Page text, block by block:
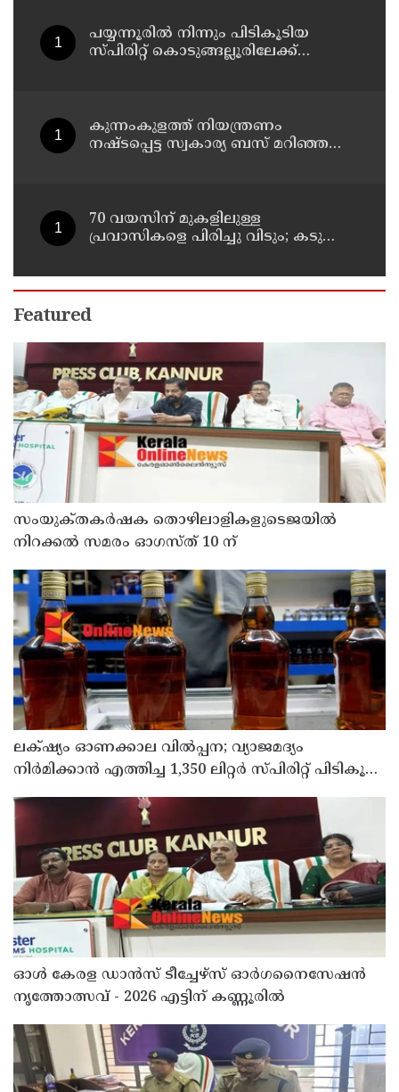
പയ്യന്നൂരിൽ നിന്നും പിടികൂടിയ
സ്പിരിറ്റ് കൊടുങ്ങല്ലൂരിലേക്ക്
കുന്നംകുളത്ത് നിയന്ത്രണം
നഷ്ടപ്പെട്ട സ്വകാര്യ ബസ് മറിഞ്ഞ
70 വയസിന് മുകളിലുള്ള
പ്രവാസികളെ പിരിച്ചു വിടും; കടുത്ത
Featured
സംയുക്‌തകർഷക തൊഴിലാളികളുടെജയിൽ
നിറക്കൽ സമരം ഓഗസ്ത് 10 ന്
ലക്‌ഷ്യം ഓണക്കാല വിൽപ്പന; വ്യാജമദ്യം
നിർമിക്കാൻ എത്തിച്ച 1,350 ലിറ്റർ സ്പിരിറ്റ് പിടികൂടി;
ഓൾ കേരള ഡാൻസ് ടീച്ചേഴ്സ് ഓർഗനൈസേഷൻ
നൃത്തോത്സവ് - 2026 എട്ടിന് കണ്ണൂരിൽ